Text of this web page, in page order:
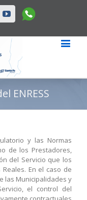
YoutubeWhatsapp
ENRESS
y las Normas
de los Prestadores,
del Servicio que los
En el caso de
las Municipalidades y
el control del